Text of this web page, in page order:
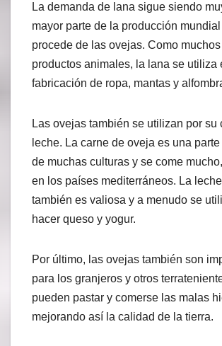
La demanda de lana sigue siendo
mayor parte de la producción
procede de las ovejas. Como
productos animales, la lana se utiliza
fabricación de ropa, mantas y
Las ovejas también se utilizan por su
leche. La carne de oveja es una
de muchas culturas y se come
en los países mediterráneos. La
también es valiosa y a menudo se
hacer queso y yogur.
Por último, las ovejas también son
para los granjeros y otros
pueden pastar y comerse las malas
mejorando así la calidad de la tierra.